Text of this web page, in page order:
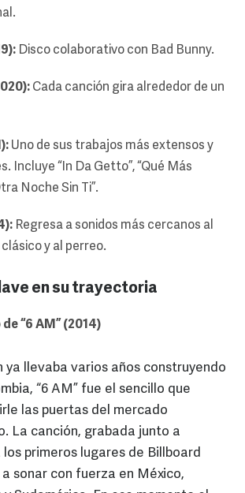
Disco colaborativo con Bad Bunny.
Cada canción gira alrededor de un
Uno de sus trabajos más extensos y
Incluye “In Da Getto”, “Qué Más
Noche Sin Ti”.
Regresa a sonidos más cercanos al
y al perreo.
en su trayectoria
“6 AM” (2014)
ya llevaba varios años construyendo
“6 AM” fue el sencillo que
las puertas del mercado
La canción, grabada junto a
los primeros lugares de Billboard
sonar con fuerza en México,